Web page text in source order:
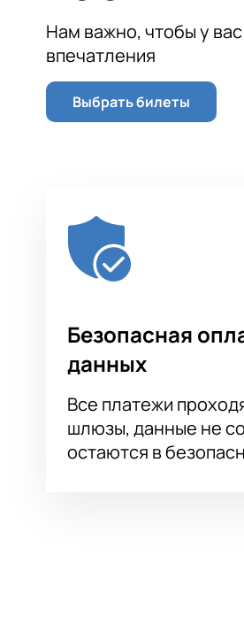
осталось не так уж много
места и свои контактные
входе!
Нам важно, чтобы у
впечатления
Выбрать билеты
Безопасная
данных
Все платежи
шлюзы, данные не
остаются в